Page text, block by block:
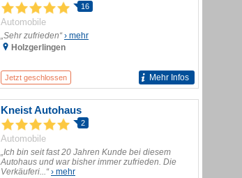
16
Automobile
„Sehr zufrieden“› mehr
Holzgerlingen
Jetzt geschlossen Mehr Infos
Kneist Autohaus
2
Automobile
„Ich bin seit fast 20 Jahren Kunde bei diesem
Autohaus und war bisher immer zufrieden. Die
Verkäuferi...“› mehr